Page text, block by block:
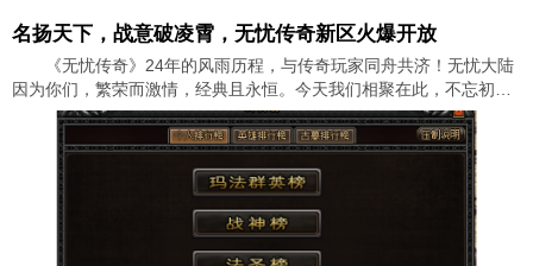
名扬天下，战意破凌霄，无忧传奇新区火爆开放
《无忧传奇》24年的风雨历程，与传奇玩家同舟共济！无忧大陆
因为你们，繁荣而激情，经典且永恒。今天我们相聚在此，不忘初
心，再次出发，只为了证明，我们从未改变，体验充满激情的人生。
新区将在7月30日火爆开服，新区将采用 ...